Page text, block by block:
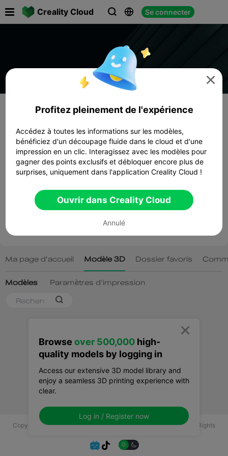
Creality Cloud   Se connecter
Copyright © 2025 Shenzhen Creality 3D Technology Co., Ltd All Rights
 
Browse over 500,000 high-
quality models by logging in
Access our extensive 3D model library and
enjoy a seamless 3D printing experience with
clear.
Log in / Register now


Profitez pleinement de l'expérience
Accédez à toutes les informations sur les modèles,
bénéficiez d'un découpage fluide dans le cloud et d'une
impression en un clic. Interagissez avec les modèles pour
gagner des points exclusifs et débloquer encore plus de
surprises, uniquement dans l'application Creality Cloud !
Ouvrir dans Creality Cloud
Annulé